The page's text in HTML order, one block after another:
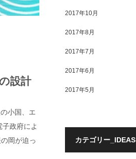
設計
小国、エ
政府によ
岡が迫っ
2017年10月
2017年8月
2017年7月
2017年6月
2017年5月
カテゴリー_IDEAS